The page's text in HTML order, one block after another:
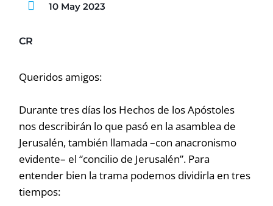
10 May 2023
CR
Queridos amigos:
Durante tres días los Hechos de los Apóstoles
nos describirán lo que pasó en la asamblea de
Jerusalén, también llamada –con anacronismo
evidente– el “concilio de Jerusalén”. Para
entender bien la trama podemos dividirla en tres
tiempos: